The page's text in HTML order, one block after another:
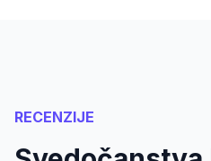
RECENZIJE